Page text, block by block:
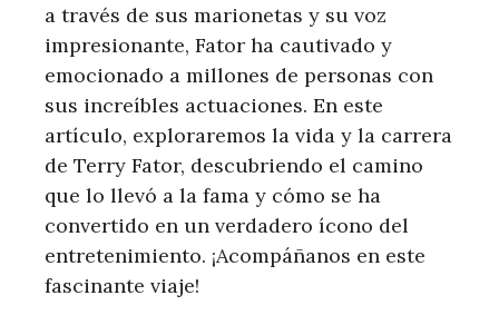
a través de sus marionetas y su voz
impresionante, Fator ha cautivado y
emocionado a millones de personas con
sus increíbles actuaciones. En este
artículo, exploraremos la vida y la carrera
de Terry Fator, descubriendo el camino
que lo llevó a la fama y cómo se ha
convertido en un verdadero ícono del
entretenimiento. ¡Acompáñanos en este
fascinante viaje!